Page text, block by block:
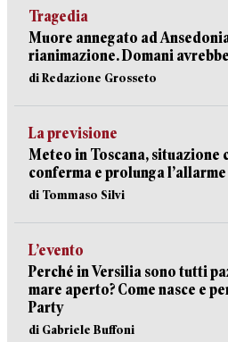
Tragedia
Muore annegato ad
rianimazione. Domani
di Redazione Grosseto
La previsione
Meteo in Toscana, situazione
conferma e prolunga
di Tommaso Silvi
L’evento
Perché in Versilia sono tutti
mare aperto? Come nasce e
Party
di Gabriele Buffoni